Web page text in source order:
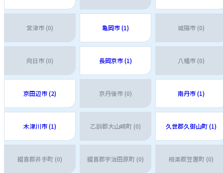
宮津市 (0) 亀岡市 (1) 城陽市 (0)
向日市 (0) 長岡京市 (1) 八幡市 (0)
京田辺市 (2) 京丹後市 (0) 南丹市 (1)
木津川市 (1) 乙訓郡大山崎町 (0) 久世郡久御山町 (1)
綴喜郡井手町 (0) 綴喜郡宇治田原町 (0) 相楽郡笠置町 (0)